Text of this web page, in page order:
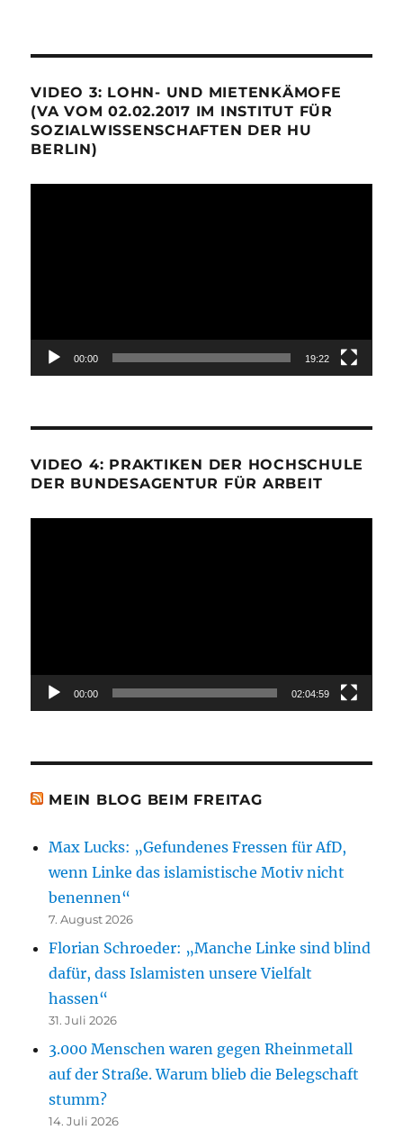
VIDEO 3: LOHN- UND MIETENKÄMOFE
(VA VOM 02.02.2017 IM INSTITUT FÜR
SOZIALWISSENSCHAFTEN DER HU
BERLIN)
00:00 19:22
VIDEO 4: PRAKTIKEN DER HOCHSCHULE
DER BUNDESAGENTUR FÜR ARBEIT
00:00 02:04:59
MEIN BLOG BEIM FREITAG
Max Lucks: „Gefundenes Fressen für AfD,
wenn Linke das islamistische Motiv nicht
benennen“
7. August 2026
Florian Schroeder: „Manche Linke sind blind
dafür, dass Islamisten unsere Vielfalt
hassen“
31. Juli 2026
3.000 Menschen waren gegen Rheinmetall
auf der Straße. Warum blieb die Belegschaft
stumm?
14. Juli 2026